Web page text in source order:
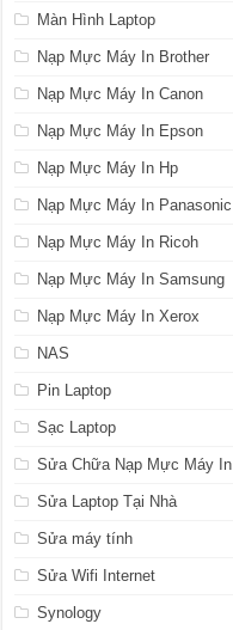
Màn Hình Laptop
Nạp Mực Máy In Brother
Nạp Mực Máy In Canon
Nạp Mực Máy In Epson
Nạp Mực Máy In Hp
Nạp Mực Máy In Panasonic
Nạp Mực Máy In Ricoh
Nạp Mực Máy In Samsung
Nạp Mực Máy In Xerox
NAS
Pin Laptop
Sạc Laptop
Sửa Chữa Nạp Mực Máy In
Sửa Laptop Tại Nhà
Sửa máy tính
Sửa Wifi Internet
Synology